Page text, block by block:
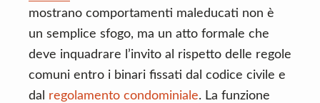
mostrano comportamenti maleducati non è
un semplice sfogo, ma un atto formale che
deve inquadrare l’invito al rispetto delle regole
comuni entro i binari fissati dal codice civile e
dal regolamento condominiale. La funzione